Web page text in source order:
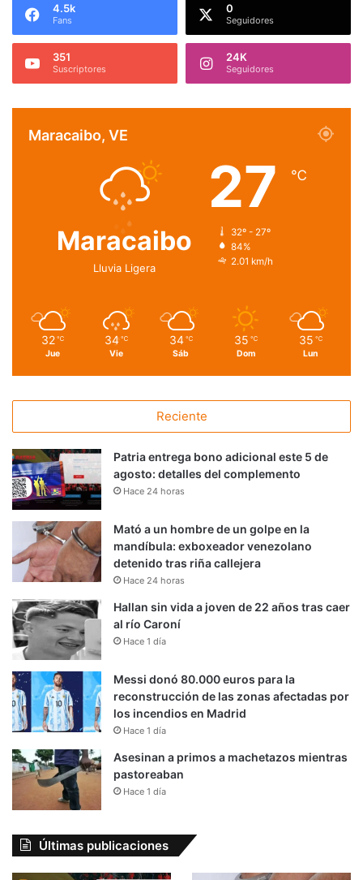
4.5k
Fans
0
Seguidores
351
Suscriptores
24K
Seguidores
Maracaibo, VE
Maracaibo
Lluvia Ligera
27 ℃
32º - 27º
84%
2.01 km/h
32 ℃
Jue
34 ℃
Vie
34 ℃
Sáb
35 ℃
Dom
35 ℃
Lun
Reciente
Patria entrega bono adicional este 5 de
agosto: detalles del complemento
Hace 24 horas
Mató a un hombre de un golpe en la
mandíbula: exboxeador venezolano
detenido tras riña callejera
Hace 24 horas
Hallan sin vida a joven de 22 años tras caer
al río Caroní
Hace 1 día
Messi donó 80.000 euros para la
reconstrucción de las zonas afectadas por
los incendios en Madrid
Hace 1 día
Asesinan a primos a machetazos mientras
pastoreaban
Hace 1 día
Últimas publicaciones